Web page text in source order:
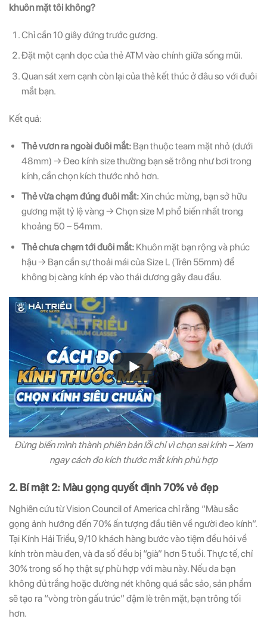
khuôn mặt tôi không?
Chỉ cần 10 giây đứng trước gương.
Đặt một cạnh dọc của thẻ ATM vào chính giữa sống mũi.
Quan sát xem cạnh còn lại của thẻ kết thúc ở đâu so với đuôi
mắt bạn.
Kết quả:
Thẻ vươn ra ngoài đuôi mắt: Bạn thuộc team mặt nhỏ (dưới
48mm) → Đeo kính size thường bạn sẽ trông như bơi trong
kính, cần chọn kích thước nhỏ hơn.
Thẻ vừa chạm đúng đuôi mắt:Xin chúc mừng, bạn sở hữu
gương mặt tỷ lệ vàng → Chọn size M phổ biến nhất trong
khoảng 50 – 54mm.
Thẻ chưa chạm tới đuôi mắt: Khuôn mặt bạn rộng và phúc
hậu → Bạn cần sự thoải mái của Size L (Trên 55mm) để
không bị càng kính ép vào thái dương gây đau đầu.
Đừng biến mình thành phiên bản lỗi chỉ vì chọn sai kính – Xem
ngay cách đo kích thước mắt kính phù hợp
2. Bí mật 2: Màu gọng quyết định 70% vẻ đẹp
Nghiên cứu từ Vision Council of America chỉ rằng “Màu sắc
gọng ảnh hưởng đến 70% ấn tượng đầu tiên về người đeo kính”.
Tại Kính Hải Triều,9/10 khách hàng bước vào tiệm đều hỏi về
kính tròn màu đen, và đa số đều bị “già” hơn 5 tuổi. Thực tế, chỉ
30% trong số họ thật sự phù hợp với màu này. Nếu da bạn
không đủ trắng hoặc đường nét không quá sắc sảo, sản phẩm
sẽ tạo ra “vòng tròn gấu trúc” đậm lè trên mặt, bạn trông tối
hơn.